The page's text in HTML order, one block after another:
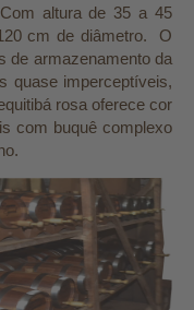
altura de 35 a 45
cm de diâmetro. O
de armazenamento da
quase imperceptíveis,
rosa oferece cor
com buquê complexo